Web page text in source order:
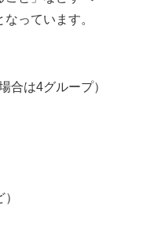
なっています。
合は4グループ）